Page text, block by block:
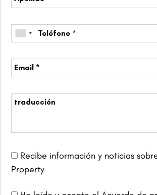
Recibe información y noticias
Property